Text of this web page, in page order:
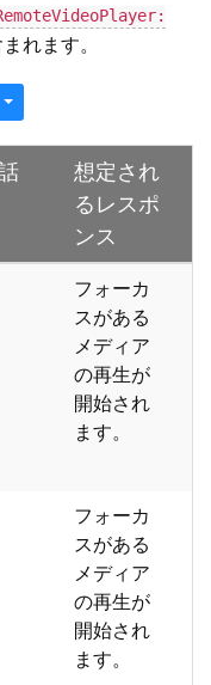
れます。
想定され
るレスポ
ンス
フォーカ
スがある
メディア
の再生が
開始され
ます。
フォーカ
スがある
メディア
の再生が
開始され
ます。